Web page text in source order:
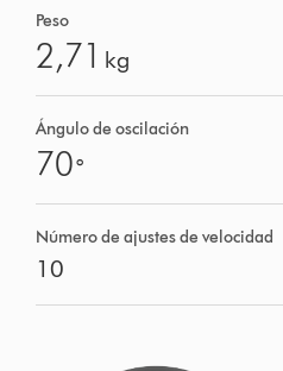
Peso
2,71 kg
Ángulo de oscilación
70°
Número de ajustes de velocidad
10